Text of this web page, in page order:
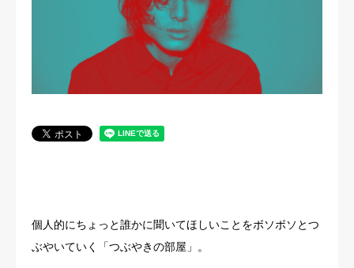
個人的にちょっと誰かに聞いてほしいことをボソボソとつ
ぶやいていく「つぶやきの部屋」。